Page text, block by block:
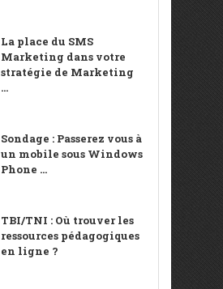
La place du SMS
Marketing dans votre
stratégie de Marketing
...
Sondage : Passerez vous à
un mobile sous Windows
Phone ...
TBI/TNI : Où trouver les
ressources pédagogiques
en ligne ?